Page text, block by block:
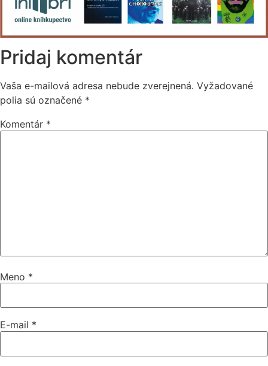
Pridaj komentár
Vaša e-mailová adresa nebude zverejnená. Vyžadované
polia sú označené *
Komentár *
Meno *
E-mail *